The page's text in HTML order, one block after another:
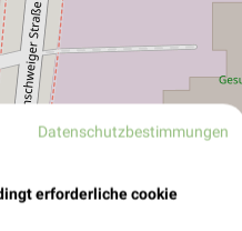
Datenschutzbestimmungen
erforderliche cookie